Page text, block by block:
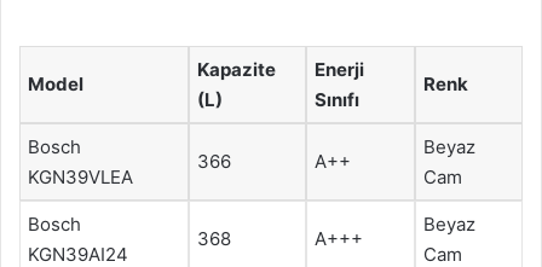
Model
Kapazite
(L)
Enerji
Sınıfı
Renk
Bosch
KGN39VLEA
366 A++
Beyaz
Cam
Bosch
KGN39AI24
368 A+++
Beyaz
Cam